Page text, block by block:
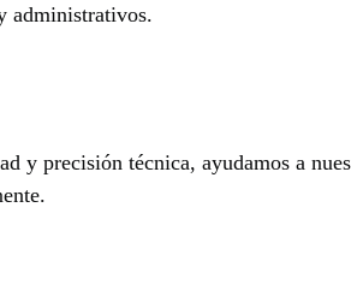
administrativos.
y precisión técnica, ayudamos a